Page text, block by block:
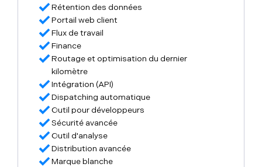
Rétention des données
Portail web client
Flux de travail
Finance
Routage et optimisation du dernier
kilomètre
Intégration (API)
Dispatching automatique
Outil pour développeurs
Sécurité avancée
Outil d'analyse
Distribution avancée
Marque blanche